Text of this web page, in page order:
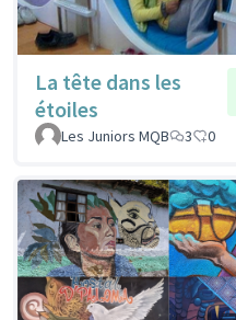
La tête dans les
étoiles
Les Juniors MQB
3 0